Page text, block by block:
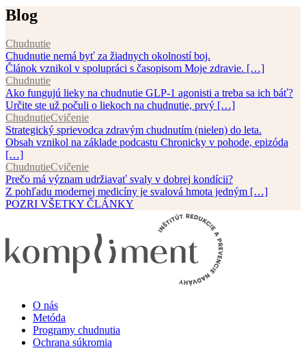
Blog
Chudnutie
Chudnutie nemá byť za žiadnych okolností boj.
Článok vznikol v spolupráci s časopisom Moje zdravie. […]
Chudnutie
Ako fungujú lieky na chudnutie GLP-1 agonisti a treba sa ich báť?
Určite ste už počuli o liekoch na chudnutie, prvý […]
ChudnutieCvičenie
Strategický sprievodca zdravým chudnutím (nielen) do leta.
Obsah vznikol na základe podcastu Chronicky v pohode, epizóda
[…]
ChudnutieCvičenie
Prečo má význam udržiavať svaly v dobrej kondícii?
Z pohľadu modernej medicíny je svalová hmota jedným […]
POZRI VŠETKY ČLÁNKY
O nás
Metóda
Programy chudnutia
Ochrana súkromia